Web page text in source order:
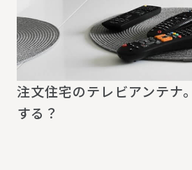
注文住宅のテレビアンテナ
する？